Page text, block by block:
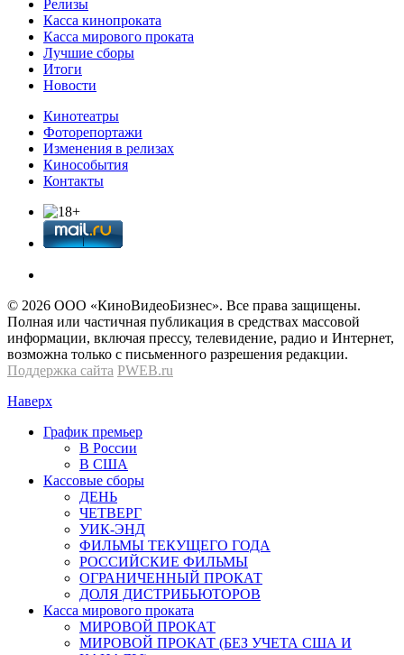
Релизы
Касса кинопроката
Касса мирового проката
Лучшие сборы
Итоги
Новости
Кинотеатры
Фоторепортажи
Изменения в релизах
Кинособытия
Контакты
© 2026 OOО «КиноВидеоБизнес». Все права защищены.
Полная или частичная публикация в средствах массовой
информации, включая прессу, телевидение, радио и Интернет,
возможна только с письменного разрешения редакции.
Поддержка сайта PWEB.ru
Наверх
График премьер
В России
В США
Кассовые сборы
ДЕНЬ
ЧЕТВЕРГ
УИК-ЭНД
ФИЛЬМЫ ТЕКУЩЕГО ГОДА
РОССИЙСКИЕ ФИЛЬМЫ
ОГРАНИЧЕННЫЙ ПРОКАТ
ДОЛЯ ДИСТРИБЬЮТОРОВ
Касса мирового проката
МИРОВОЙ ПРОКАТ
МИРОВОЙ ПРОКАТ (БЕЗ УЧЕТА США И